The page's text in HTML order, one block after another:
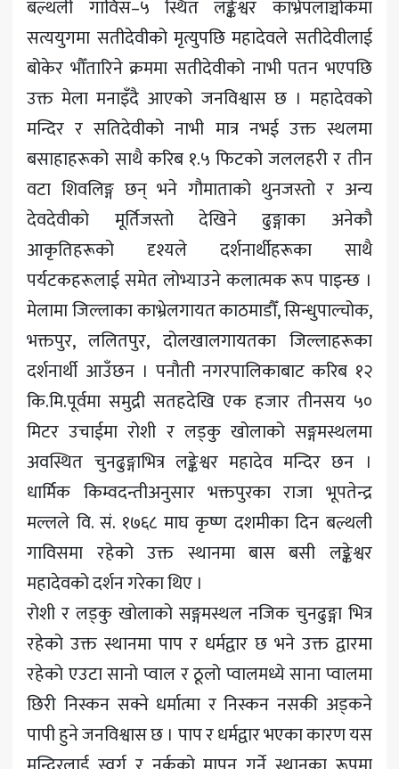
बल्थली गाविस–५ स्थित लङ्केश्वर काभ्रेपलाञ्चोकमा
सत्ययुगमा सतीदेवीको मृत्युपछि महादेवले सतीदेवीलाई
बोकेर भौँतारिने क्रममा सतीदेवीको नाभी पतन भएपछि
उक्त मेला मनाइँदै आएको जनविश्वास छ । महादेवको
मन्दिर र सतिदेवीको नाभी मात्र नभई उक्त स्थलमा
बसाहाहरूको साथै करिब १.५ फिटको जललहरी र तीन
वटा शिवलिङ्ग छन् भने गौमाताको थुनजस्तो र अन्य
देवदेवीको मूर्तिजस्तो देखिने ढुङ्गाका अनेकौ
आकृतिहरूको दृश्यले दर्शनार्थीहरूका साथै
पर्यटकहरूलाई समेत लोभ्याउने कलात्मक रूप पाइन्छ ।
मेलामा जिल्लाका काभ्रेलगायत काठमाडौँ, सिन्धुपाल्चोक,
भक्तपुर, ललितपुर, दोलखालगायतका जिल्लाहरूका
दर्शनार्थी आउँछन । पनौती नगरपालिकाबाट करिब १२
कि.मि.पूर्वमा समुद्री सतहदेखि एक हजार तीनसय ५०
मिटर उचाईमा रोशी र लड्कु खोलाको सङ्गमस्थलमा
अवस्थित चुनढुङ्गाभित्र लङ्केश्वर महादेव मन्दिर छन ।
धार्मिक किम्वदन्तीअनुसार भक्तपुरका राजा भूपतेन्द्र
मल्लले वि. सं. १७६८ माघ कृष्ण दशमीका दिन बल्थली
गाविसमा रहेको उक्त स्थानमा बास बसी लङ्केश्वर
महादेवको दर्शन गरेका थिए ।
रोशी र लड्कु खोलाको सङ्गमस्थल नजिक चुनढुङ्गा भित्र
रहेको उक्त स्थानमा पाप र धर्मद्वार छ भने उक्त द्वारमा
रहेको एउटा सानो प्वाल र ठूलो प्वालमध्ये साना प्वालमा
छिरी निस्कन सक्ने धर्मात्मा र निस्कन नसकी अड्कने
पापी हुने जनविश्वास छ । पाप र धर्मद्वार भएका कारण यस